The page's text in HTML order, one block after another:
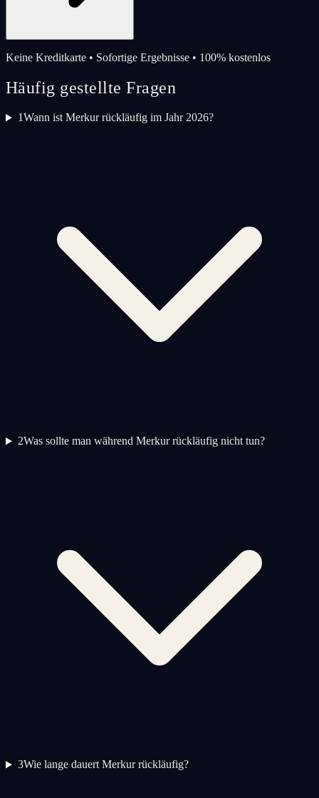
Keine Kreditkarte • Sofortige Ergebnisse • 100% kostenlos
Häufig gestellte Fragen
1Wann ist Merkur rückläufig im Jahr 2026?
2Was sollte man während Merkur rückläufig nicht tun?
3Wie lange dauert Merkur rückläufig?